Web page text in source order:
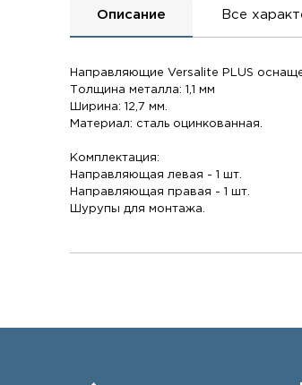
Описание Все
Направляющие Versalite PLUS
Толщина металла: 1,1 мм
Ширина: 12,7 мм.
Материал: сталь оцинкованная.
Комплектация:
Направляющая левая - 1 шт.
Направляющая правая - 1 шт.
Шурупы для монтажа.